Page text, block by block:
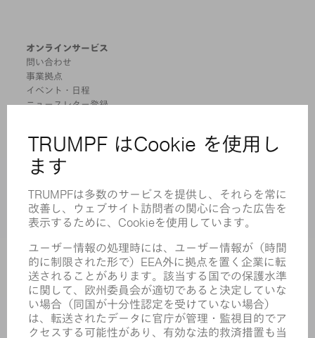
オンラインサービス
問い合わせ
事業拠点
イベント・日程
ニュースレター登録
製品
機械 & システム
レーザ
パワーエレクトロニクス
電気ツール
スマートファクトリー
サービス
アプリケーション
業界
企業
キャリア
求人情報
企業プロフィール